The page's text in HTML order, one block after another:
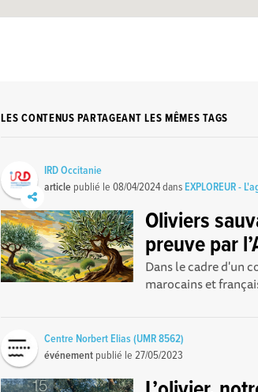
LES CONTENUS PARTAGEANT LES MÊMES TAGS
IRD Occitanie
article publié le08/04/2024dans EXPLOREUR -
Oliviers
preuve par
Dans le cadre d'un
marocains et
Centre Norbert Elias (UMR 8562)
événement publié le27/05/2023